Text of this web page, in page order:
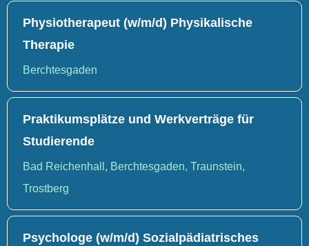
Physiotherapeut (w/m/d) Physikalische
Therapie
Berchtesgaden
Praktikumsplätze und Werkverträge für
Studierende
Bad Reichenhall, Berchtesgaden, Traunstein,
Trostberg
Psychologe (w/m/d) Sozialpädiatrisches